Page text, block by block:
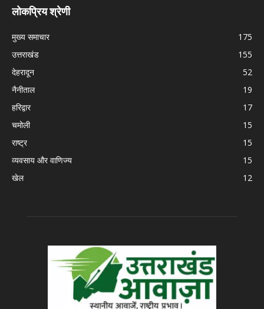
लोकप्रिय श्रेणी
मुख्य समाचार
175
उत्तराखंड
155
देहरादून
52
नैनीताल
19
हरिद्वार
17
चमोली
15
राष्ट्र
15
व्यवसाय और वाणिज्य
15
खेल
12